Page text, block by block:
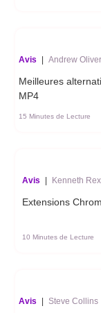
Avis Andrew Oliver
Meilleures
MP4
15 Minutes de Lecture
Avis Kenneth Rex
Extensions
10 Minutes de Lecture
Avis Steve Collins